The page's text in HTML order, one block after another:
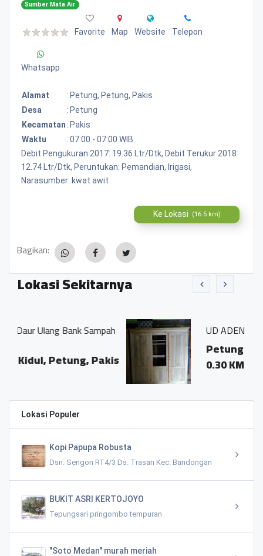
Sumber Mata Air
Favorite Map Website Telepon
Whatsapp
Alamat : Petung, Petung, Pakis
Desa
: Petung
Kecamatan : Pakis
Waktu
:07:00 - 07:00 WIB
Debit Pengukuran 2017: 19.36 Ltr/Dtk, Debit Terukur 2018:
12.74 Ltr/Dtk, Peruntukan: Pemandian, Irigasi,
Narasumber: kwat awit
Ke Lokasi (16.5 km)
Bagikan:
Lokasi Sekitarnya
Sampah
Pakis
UD ADEN KR
Petung Kidul, Petung
0.30 KM
Lokasi Populer
Kopi Papupa Robusta
Dsn. Sengon RT4/3 Ds. Trasan Kec. Bandongan
BUKIT ASRI KERTOJOYO
Tepungsari pringombo tempuran
"Soto Medan" murah meriah